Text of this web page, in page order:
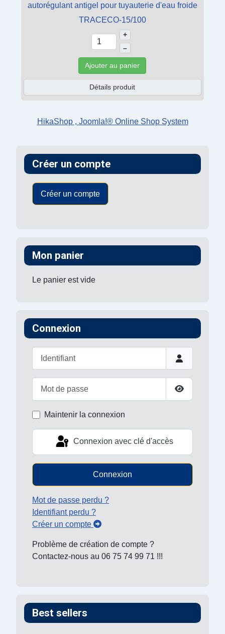
autorégulant antigel pour tuyauterie d'eau froide
TRACECO-15/100
+
–
Ajouter au panier
Détails produit
HikaShop , Joomla!® Online Shop System
Créer un compte
Créer un compte
Mon panier
Le panier est vide
Connexion
Afficher le
Maintenir la connexion
Connexion avec clé d'accès
Connexion
Mot de passe perdu ?
Identifiant perdu ?
Créer un compte
Problème de création de compte ?
Contactez-nous au 06 75 74 99 71 !!!
Best sellers